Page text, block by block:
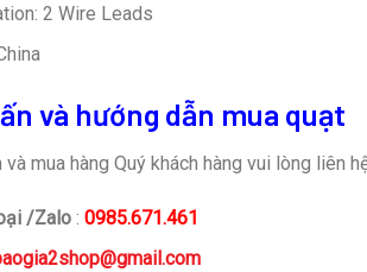
2 Wire Leads
và hướng dẫn mua quạt
mua hàng Quý khách hàng vui lòng liên
/Zalo: 0985.671.461